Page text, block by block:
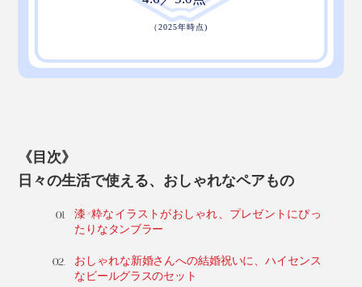
《目次》
日々の生活で使える、おしゃれなペアもの
漆×粋なイラストがおしゃれ、プレゼントにぴっ
たりなタンブラー
おしゃれな新婚さんへの結婚祝いに、ハイセンス
なビールグラスのセット